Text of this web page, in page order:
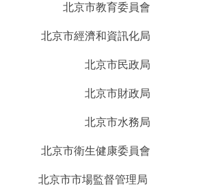
北京市教育委員會
北京市經濟和資訊化局
北京市民政局
北京市財政局
北京市水務局
北京市衛生健康委員會
北京市市場監督管理局